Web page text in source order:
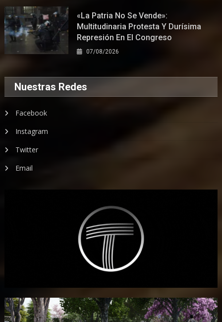
«La Patria No Se Vende»:
Multitudinaria Protesta Y Durísima
Represión En El Congreso
07/08/2026
Nuestras Redes
Facebook
Instagram
Twitter
Email